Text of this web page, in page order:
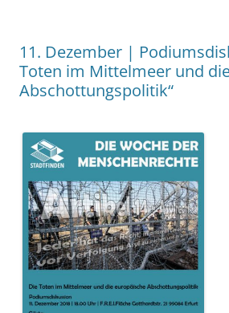
11. Dezember |
Toten im Mittelmeer und
Abschottungspolitik“